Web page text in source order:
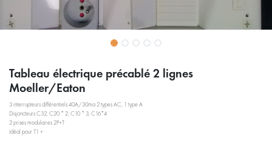
Tableau électrique précablé 2 lignes
Moeller/Eaton
3 interrupteurs différentiels 40A/30ma 2 types AC, 1 type A
Disjoncteurs C32, C20 * 2, C10 * 3, C16*4
2 prises modulaires 2P+T
Idéal pour T1 +